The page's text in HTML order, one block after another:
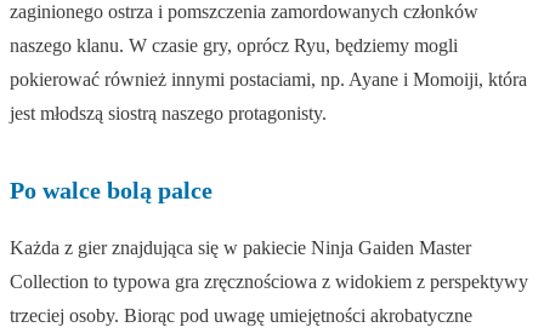
zaginionego ostrza i pomszczenia zamordowanych członków
naszego klanu. W czasie gry, oprócz Ryu, będziemy mogli
pokierować również innymi postaciami, np. Ayane i Momoiji, która
jest młodszą siostrą naszego protagonisty.
Po walce bolą palce
Każda z gier znajdująca się w pakiecie Ninja Gaiden Master
Collection to typowa gra zręcznościowa z widokiem z perspektywy
trzeciej osoby. Biorąc pod uwagę umiejętności akrobatyczne